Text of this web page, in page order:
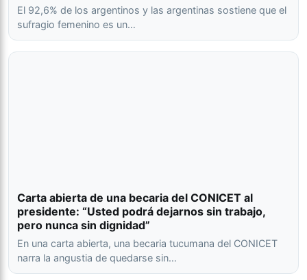
El 92,6% de los argentinos y las argentinas sostiene que el
sufragio femenino es un…
Carta abierta de una becaria del CONICET al
presidente: “Usted podrá dejarnos sin trabajo,
pero nunca sin dignidad”
En una carta abierta, una becaria tucumana del CONICET
narra la angustia de quedarse sin…